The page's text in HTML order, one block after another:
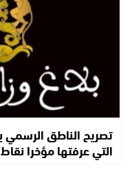
تصريح الناطق الرسمي
التي عرفتها مؤخرا